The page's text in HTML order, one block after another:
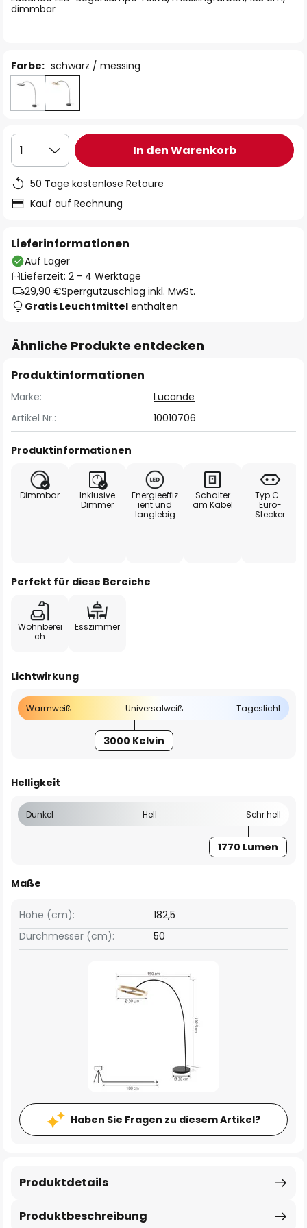
dimmbar
Farbe: schwarz / messing
1 In den Warenkorb
50 Tage kostenlose Retoure
Kauf auf Rechnung
Lieferinformationen
Auf Lager
Lieferzeit: 2 - 4 Werktage
29,90 €Sperrgutzuschlag inkl. MwSt.
Gratis Leuchtmittel enthalten
Ähnliche Produkte entdecken
Produktinformationen
Marke:
Lucande
Artikel Nr.:
10010706
Produktinformationen
Dimmbar
Inklusive
Dimmer
Energieeffiz
ient und
langlebig
Schalter
am Kabel
Typ C -
Euro-
Stecker
Perfekt für diese Bereiche
Wohnberei
ch
Esszimmer
Lichtwirkung
Warmweiß Universalweiß Tageslicht
3000 Kelvin
Helligkeit
Dunkel Hell Sehr hell
1770 Lumen
Maße
Höhe (cm):
182,5
Durchmesser (cm):
50
Haben Sie Fragen zu diesem Artikel?
Produktbeschreibung
Produktdetails